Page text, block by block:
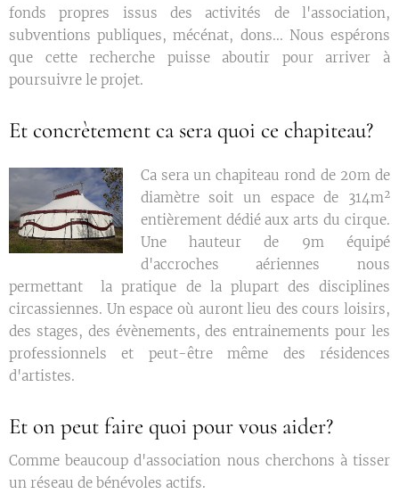
fonds propres issus des activités de l'association,
subventions publiques, mécénat, dons... Nous espérons
que cette recherche puisse aboutir pour arriver à
poursuivre le projet.
Et concrètement ca sera quoi ce chapiteau?
Ca sera un chapiteau rond de 20m de
diamètre soit un espace de 314m²
entièrement dédié aux arts du cirque.
Une hauteur de 9m équipé
d'accroches aériennes nous
permettant la pratique de la plupart des disciplines
circassiennes. Un espace où auront lieu des cours loisirs,
des stages, des évènements, des entrainements pour les
professionnels et peut-être même des résidences
d'artistes.
Et on peut faire quoi pour vous aider?
Comme beaucoup d'association nous cherchons à tisser
un réseau de bénévoles actifs.